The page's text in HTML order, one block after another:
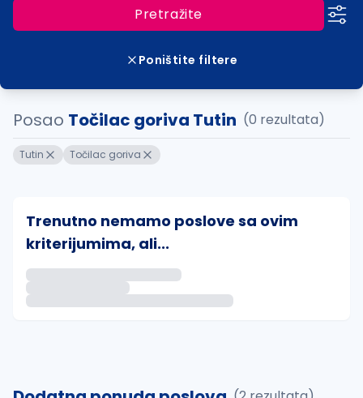
Pretražite
Poništite filtere
Posao Točilac goriva Tutin (0 rezultata)
Tutin Točilac goriva
Trenutno nemamo poslove sa ovim
kriterijumima, ali...